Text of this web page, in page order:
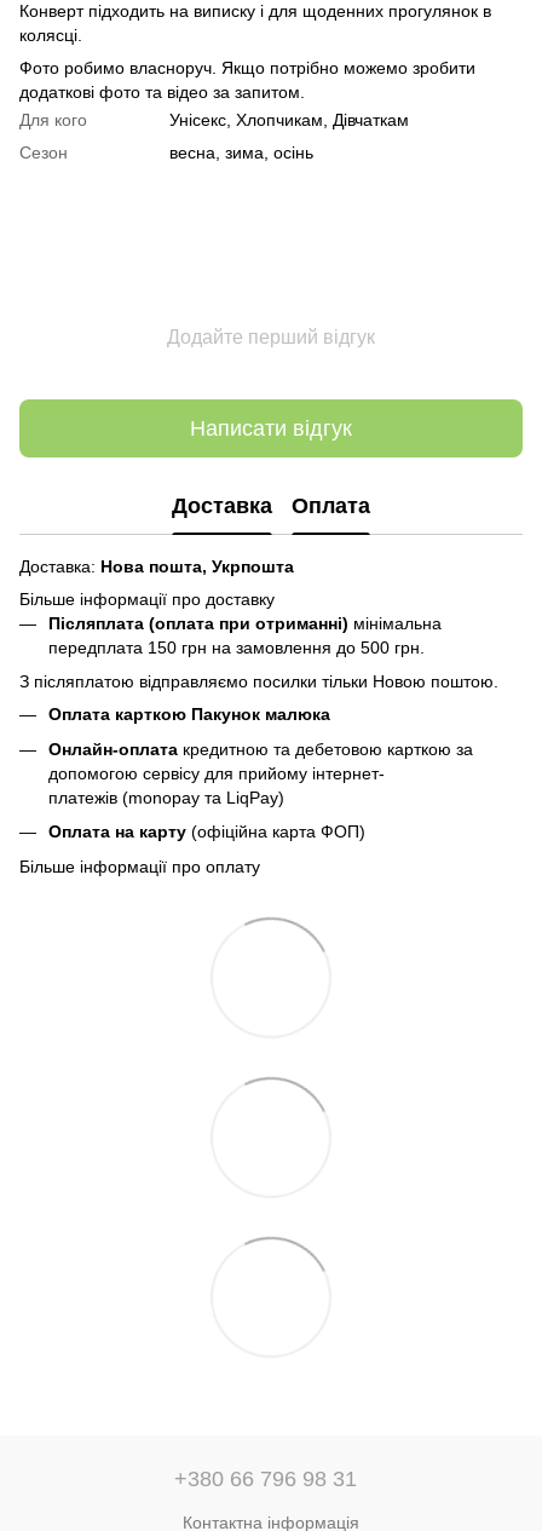
Конверт підходить на виписку і для щоденних прогулянок в
колясці.
Фото робимо власноруч. Якщо потрібно можемо зробити
додаткові фото та відео за запитом.
Для кого
Унісекс, Хлопчикам, Дівчаткам
Сезон
весна, зима, осінь
Додайте перший відгук
Написати відгук
Доставка Оплата
Доставка: Нова пошта, Укрпошта
Більше інформації про доставку
Післяплата (оплата при отриманні) мінімальна
передплата 150 грн на замовлення до 500 грн.
З післяплатою відправляємо посилки тільки Новою поштою.
Оплата карткою Пакунок малюка
Онлайн-оплата кредитною та дебетовою карткою за
допомогою сервісу для прийому інтернет-
платежів (monopay та LiqPay)
Оплата на карту (офіційна карта ФОП)
Більше інформації про оплату
+380 66 796 98 31
Контактна інформація